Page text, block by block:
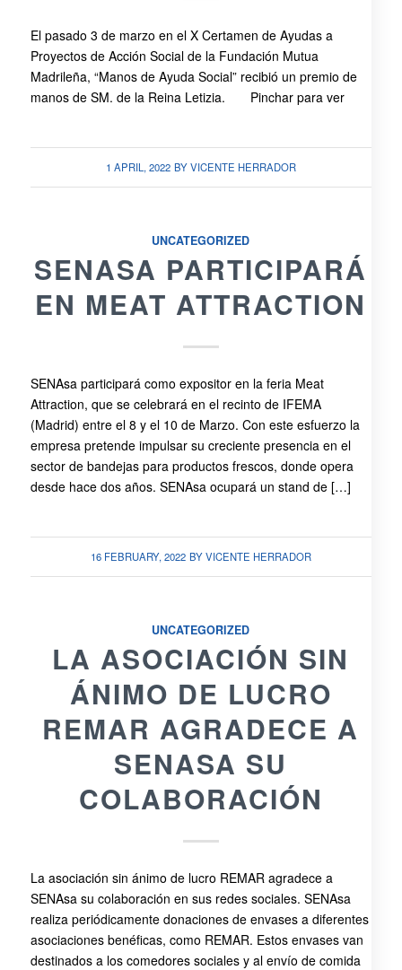
El pasado 3 de marzo en el X Certamen de Ayudas a
Proyectos de Acción Social de la Fundación Mutua
Madrileña, “Manos de Ayuda Social” recibió un premio de
manos de SM. de la Reina Letizia. Pinchar para ver
1 APRIL, 2022 BYVICENTE HERRADOR
UNCATEGORIZED
SENASA PARTICIPARÁ
EN MEAT ATTRACTION
SENAsa participará como expositor en la feria Meat
Attraction, que se celebrará en el recinto de IFEMA
(Madrid) entre el 8 y el 10 de Marzo. Con este esfuerzo la
empresa pretende impulsar su creciente presencia en el
sector de bandejas para productos frescos, donde opera
desde hace dos años. SENAsa ocupará un stand de […]
16 FEBRUARY, 2022 BYVICENTE HERRADOR
UNCATEGORIZED
LA ASOCIACIÓN SIN
ÁNIMO DE LUCRO
REMAR AGRADECE A
SENASA SU
COLABORACIÓN
La asociación sin ánimo de lucro REMAR agradece a
SENAsa su colaboración en sus redes sociales. SENAsa
realiza periódicamente donaciones de envases a diferentes
asociaciones benéficas, como REMAR. Estos envases van
destinados a los comedores sociales y al envío de comida